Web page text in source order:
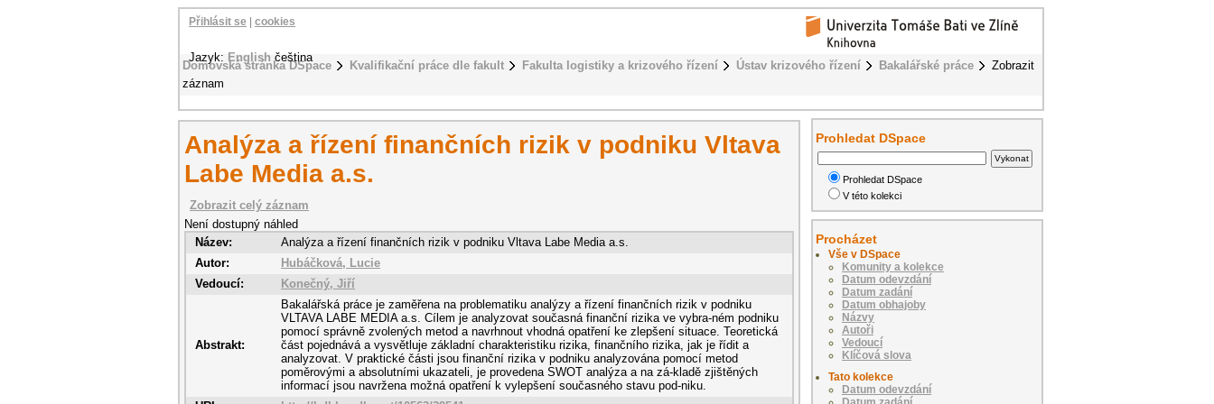
Domovská stránka DSpace Kvalifikační práce dle fakult Fakulta logistiky a krizového řízení Ústav krizového řízení Bakalářské práce
Zobrazit
záznam
Přihlásit se cookies
Jazyk: English čeština
Analýza a řízení finančních rizik v podniku Vltava
Labe Media a.s.
Zobrazit celý záznam
Není dostupný náhled
Název:
Analýza a řízení finančních rizik v podniku Vltava Labe Media a.s.
Autor:
Hubáčková, Lucie
Vedoucí:
Konečný, Jiří
Abstrakt:
Bakalářská práce je zaměřena na problematiku analýzy a řízení finančních rizik v podniku
VLTAVA LABE MEDIA a.s. Cílem je analyzovat současná finanční rizika ve vybra-ném podniku
pomocí správně zvolených metod a navrhnout vhodná opatření ke zlepšení situace. Teoretická
část pojednává a vysvětluje základní charakteristiku rizika, finančního rizika, jak je řídit a
analyzovat. V praktické části jsou finanční rizika v podniku analyzována pomocí metod
poměrovými a absolutními ukazateli, je provedena SWOT analýza a na zá-kladě zjištěných
informací jsou navržena možná opatření k vylepšení současného stavu pod-niku.
Prohledat DSpace
Prohledat DSpace
V této kolekci
Procházet
Vše v DSpace
Komunity a kolekce
Datum odevzdání
Datum zadání
Datum obhajoby
Názvy
Autoři
Vedoucí
Klíčová slova
Tato kolekce
Datum odevzdání